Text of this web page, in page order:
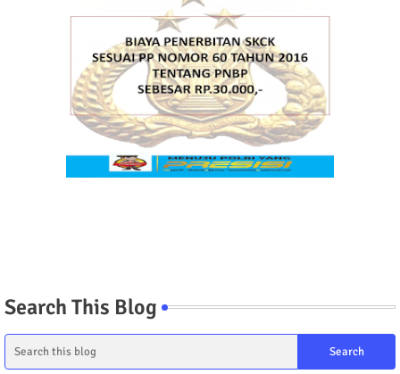
Search This Blog